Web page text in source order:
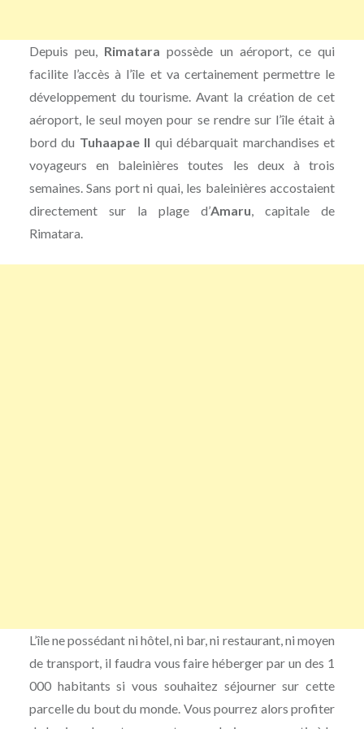
Depuis peu, Rimatara possède un aéroport, ce qui
facilite l’accès à l’île et va certainement permettre le
développement du tourisme. Avant la création de cet
aéroport, le seul moyen pour se rendre sur l’île était à
bord du Tuhaapae II qui débarquait marchandises et
voyageurs en baleinières toutes les deux à trois
semaines. Sans port ni quai, les baleinières accostaient
directement sur la plage d’Amaru, capitale de
Rimatara.
L’île ne possédant ni hôtel, ni bar, ni restaurant, ni moyen
de transport, il faudra vous faire héberger par un des 1
000 habitants si vous souhaitez séjourner sur cette
parcelle du bout du monde. Vous pourrez alors profiter